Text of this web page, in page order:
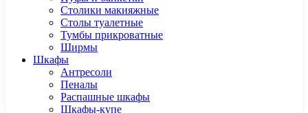
Столики макияжные
Столы туалетные
Тумбы прикроватные
Ширмы
Шкафы
Антресоли
Пеналы
Распашные шкафы
Шкафы-купе